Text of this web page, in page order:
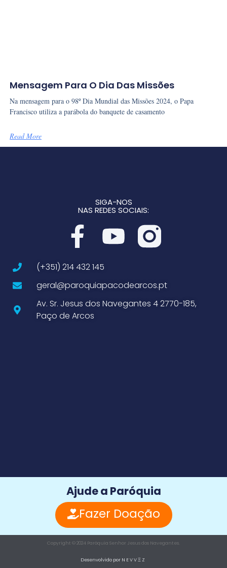
Mensagem Para O Dia Das Missões
Na mensagem para o 98º Dia Mundial das Missões 2024, o Papa
Francisco utiliza a parábola do banquete de casamento
Read More
SIGA-NOS
NAS REDES SOCIAIS:
(+351) 214 432 145
geral@paroquiapacodearcos.pt
Av. Sr. Jesus dos Navegantes 4 2770-185,
Paço de Arcos
Ajude a Paróquia
Fazer Doação
Copyright © 2024 Paróquia Senhor Jesus dos Navegantes.
Desenvolvido por N E V V Ξ Z